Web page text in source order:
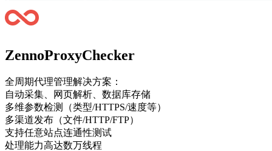
ZennoProxyChecker
全周期代理管理解决方案：
自动采集、网页解析、数据库存储
多维参数检测（类型/HTTPS/速度等）
多渠道发布（文件/HTTP/FTP）
支持任意站点连通性测试
处理能力高达数万线程